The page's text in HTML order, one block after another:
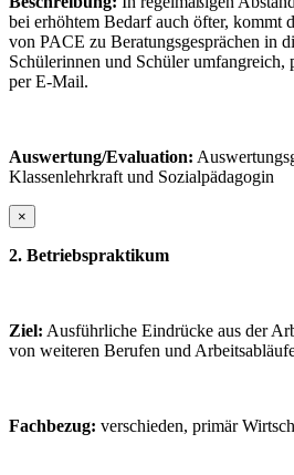
bei erhöhtem Bedarf auch öfter, kommt
von PACE zu Beratungsgesprächen in
Schülerinnen und Schüler umfangreich,
per E-Mail.
Auswertung/Evaluation:
Klassenlehrkraft und Sozialpädagogin
×
2. Betriebspraktikum
Ziel: Ausführliche Eindrücke aus der
von weiteren Berufen und
Fachbezug: verschieden, primär